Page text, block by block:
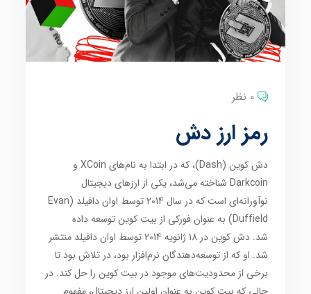
0 نظر
رمز ارز دش
دش کوین (Dash)، که در ابتدا به نام‌های XCoin و
Darkcoin شناخته می‌شد، یکی از ارزهای دیجیتال
نوآورانه‌ای است که در سال 2014 توسط اوان دافیلد (Evan
Duffield) به عنوان فورکی از بیت کوین توسعه داده
شد. دش کوین در 18 ژانویه 2014 توسط اوان دافیلد منتشر
شد. او که از توسعه‌دهندگان نرم‌افزار بود، در تلاش بود تا
برخی از محدودیت‌های موجود در بیت کوین را حل کند. در